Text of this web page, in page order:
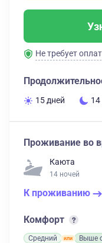
Не требует
15 дней 14
Проживание во
Каюта
14 ночей
К проживанию
Комфорт
Средний Выше